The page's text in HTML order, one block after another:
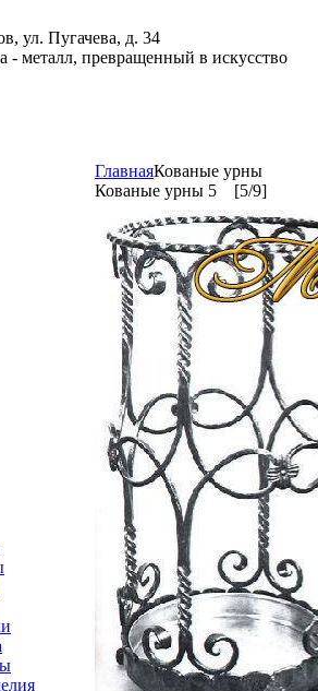
ул. Пугачева, д. 34
- металл, превращенный в искусство
ГлавнаяКованые урны
Кованые урны 5 [5/9]